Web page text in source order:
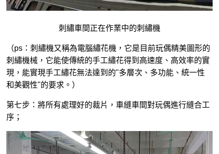
刺繡車間正在作業中的刺繡機
（ps：刺繡機又稱為電腦繡花機，它是目前玩偶精美圖形的
刺繡機械，它能使傳統的手工繡花得到高速度、高效率的實
現，能實現手工繡花無法達到的"多層次、多功能、統一性
和美觀性"的要求。）
第七步：將所有處理好的裁片，車縫車間對玩偶進行縫合工
序；